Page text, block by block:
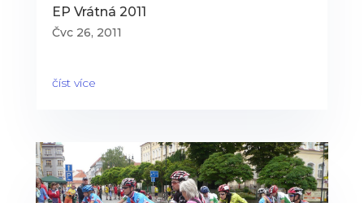
EP Vrátná 2011
Čvc 26, 2011
číst více